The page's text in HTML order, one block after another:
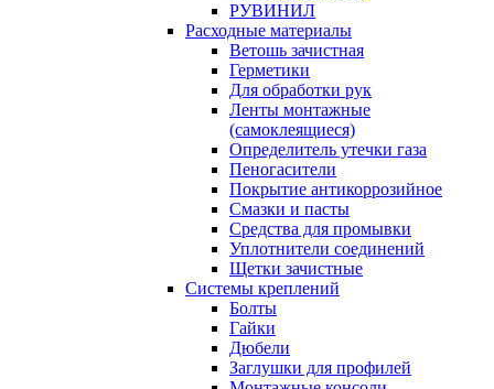
РУВИНИЛ
Расходные материалы
Ветошь зачистная
Герметики
Для обработки рук
Ленты монтажные
(самоклеящиеся)
Определитель утечки газа
Пеногасители
Покрытие антикоррозийное
Смазки и пасты
Средства для промывки
Уплотнители соединений
Щетки зачистные
Системы креплений
Болты
Гайки
Дюбели
Заглушки для профилей